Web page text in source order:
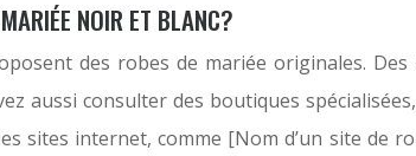
NOIR ET BLANC?
des robes de mariée originales.
aussi consulter des boutiques
sites internet, comme [Nom d’un site de